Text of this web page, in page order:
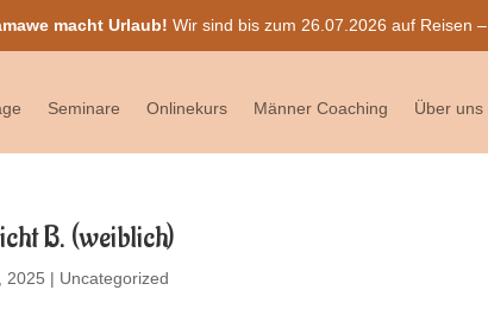
macht Urlaub! Wir sind bis zum 26.07.2026 auf Reisen
Seminare Onlinekurs Männer Coaching Über uns
B. (weiblich)
2025 | Uncategorized